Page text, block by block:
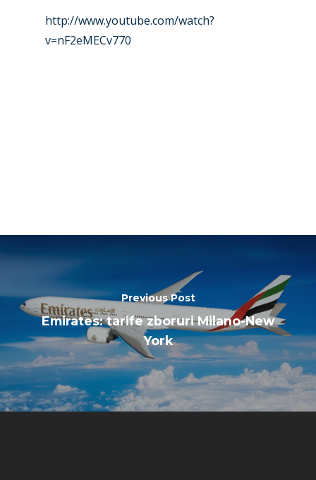
http://www.youtube.com/watch?
v=nF2eMECv770
Previous Post
Emirates: tarife zboruri Milano-New
York